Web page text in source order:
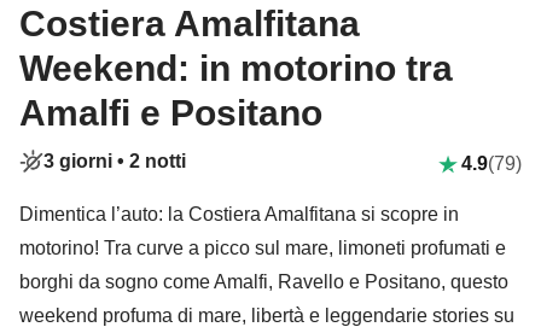
Costiera Amalfitana
Weekend: in motorino tra
Amalfi e Positano
3 giorni • 2 notti 4.9(79)
Dimentica l’auto: la Costiera Amalfitana si scopre in
motorino! Tra curve a picco sul mare, limoneti profumati e
borghi da sogno come Amalfi, Ravello e Positano, questo
weekend profuma di mare, libertà e leggendarie stories su